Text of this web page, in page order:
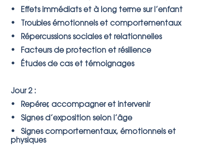
• Effets immédiats et à long terme sur l’enfant
• Troubles émotionnels et comportementaux
• Répercussions sociales et relationnelles
• Facteurs de protection et résilience
• Études de cas et témoignages
Jour 2 :
• Repérer, accompagner et intervenir
• Signes d’exposition selon l’âge
• Signes comportementaux, émotionnels et
physiques